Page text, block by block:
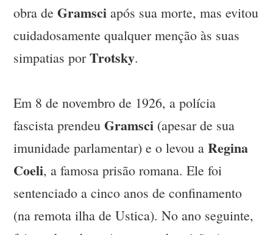
obra deGramsci após sua morte, mas evitou
cuidadosamente qualquer menção às suas
simpatias porTrotsky.
Em 8 de novembro de 1926, a polícia
fascista prendeuGramsci (apesar de sua
imunidade parlamentar) e o levou aRegina
Coeli, a famosa prisão romana. Ele foi
sentenciado a cinco anos de confinamento
(na remota ilha de Ustica). No ano seguinte,